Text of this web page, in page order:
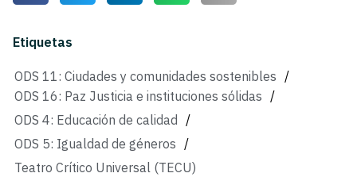
Etiquetas
ODS 11: Ciudades y comunidades sostenibles /
ODS 16: Paz Justicia e instituciones sólidas /
ODS 4: Educación de calidad /
ODS 5: Igualdad de géneros /
Teatro Crítico Universal (TECU)